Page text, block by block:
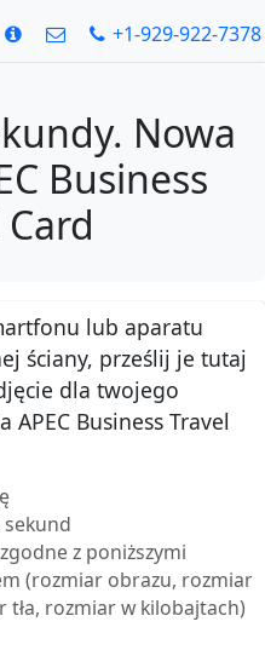
+1-929-922-7378
Nowa
Business
lub aparatu
ściany, prześlij je tutaj
dla twojego
Business Travel
sekund
z poniższymi
(rozmiar obrazu, rozmiar
tła, rozmiar w kilobajtach)